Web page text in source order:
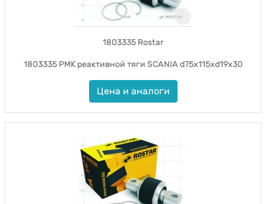
1803335 Rostar
1803335 РМК реактивной тяги SCANIA d75x115xd19x30
Цена и аналоги